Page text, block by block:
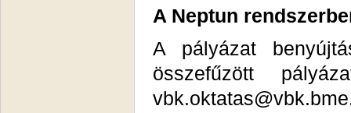
A Neptun
A pályázat
összefűzött